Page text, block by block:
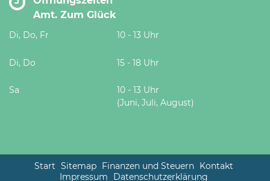
Amt. Zum Glück
Di, Do, Fr 10 - 13 Uhr
Di, Do 15 - 18 Uhr
Sa
10 - 13 Uhr
(Juni, Juli, August)
Start Sitemap Finanzen und Steuern Kontakt
Impressum
Datenschutzerklärung